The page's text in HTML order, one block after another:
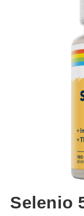
Selenio